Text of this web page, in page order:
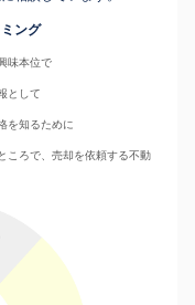
ング
味本位で
として
を知るために
ころで、売却を依頼する不動